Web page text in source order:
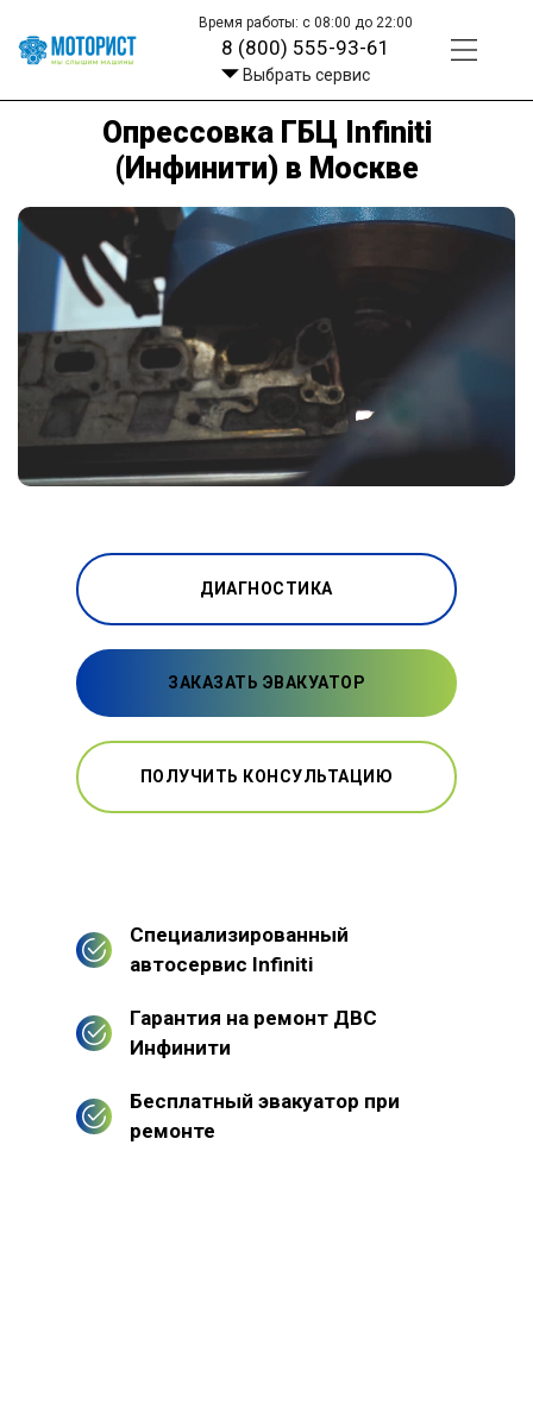
Время работы: с 08:00 до 22:00
8 (800) 555-93-61
Выбрать сервис
Опрессовка ГБЦ Infiniti
(Инфинити) в Москве
ДИАГНОСТИКА
ЗАКАЗАТЬ ЭВАКУАТОР
ПОЛУЧИТЬ КОНСУЛЬТАЦИЮ
Специализированный
автосервис Infiniti
Гарантия на ремонт ДВС
Инфинити
Бесплатный эвакуатор при
ремонте